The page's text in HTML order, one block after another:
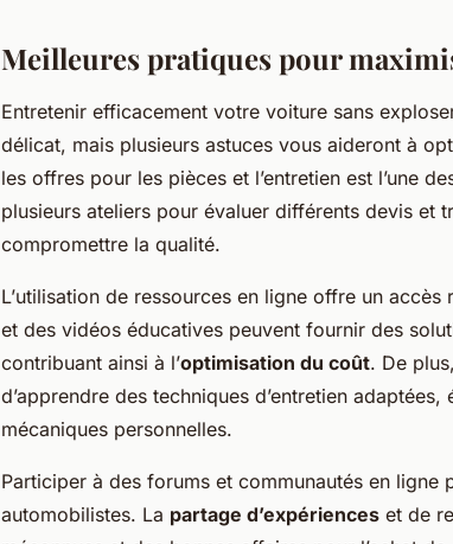
Meilleures pratiques pour
Entretenir efficacement votre voiture sans
délicat, mais plusieurs astuces vous aideront à
les offres pour les pièces et l’entretien est l’une
plusieurs ateliers pour évaluer différents devis et
compromettre la qualité.
L’utilisation de ressources en ligne offre un accès
et des vidéos éducatives peuvent fournir des
contribuant ainsi à l’optimisation du coût. De
d’apprendre des techniques d’entretien
mécaniques personnelles.
Participer à des forums et communautés en ligne
automobilistes. La partage d’expériences et de